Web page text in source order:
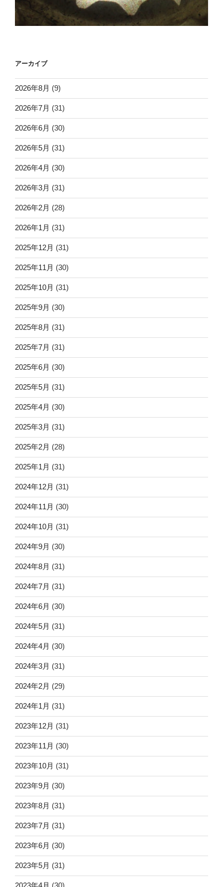
アーカイブ
2026年8月 (9)
2026年7月 (31)
2026年6月 (30)
2026年5月 (31)
2026年4月 (30)
2026年3月 (31)
2026年2月 (28)
2026年1月 (31)
2025年12月 (31)
2025年11月 (30)
2025年10月 (31)
2025年9月 (30)
2025年8月 (31)
2025年7月 (31)
2025年6月 (30)
2025年5月 (31)
2025年4月 (30)
2025年3月 (31)
2025年2月 (28)
2025年1月 (31)
2024年12月 (31)
2024年11月 (30)
2024年10月 (31)
2024年9月 (30)
2024年8月 (31)
2024年7月 (31)
2024年6月 (30)
2024年5月 (31)
2024年4月 (30)
2024年3月 (31)
2024年2月 (29)
2024年1月 (31)
2023年12月 (31)
2023年11月 (30)
2023年10月 (31)
2023年9月 (30)
2023年8月 (31)
2023年7月 (31)
2023年6月 (30)
2023年5月 (31)